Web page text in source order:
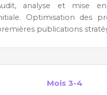
analyse et mise
Optimisation des
publications
Mois 3-4